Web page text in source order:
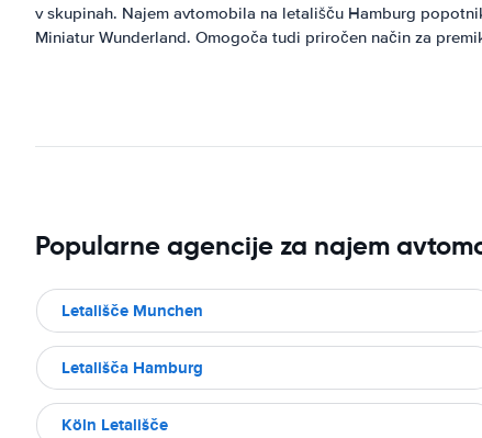
v skupinah. Najem avtomobila na letališču Hamburg
Miniatur Wunderland. Omogoča tudi priročen način za
Popularne agencije za najem
Letališče Munchen
Letališča Hamburg
Köln Letališče